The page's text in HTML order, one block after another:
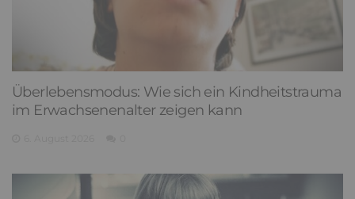
Überlebensmodus: Wie sich ein Kindheitstrauma
im Erwachsenenalter zeigen kann